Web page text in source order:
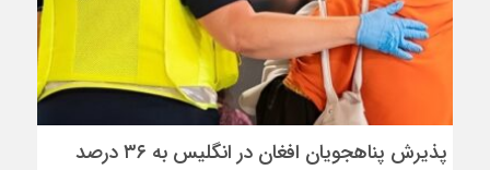
پذیرش پناهجویان افغان در انگلیس به ۳۶ درصد